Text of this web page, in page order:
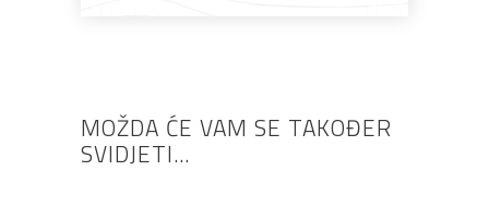
MOŽDA ĆE VAM SE TAKOĐER
SVIDJETI…